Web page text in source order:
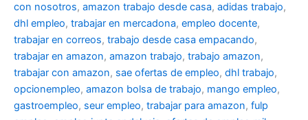
con nosotros, amazon trabajo desde casa, adidas trabajo,
dhl empleo, trabajar en mercadona, empleo docente,
trabajar en correos, trabajo desde casa empacando,
trabajar en amazon, amazon trabajo, trabajo amazon,
trabajar con amazon, sae ofertas de empleo, dhl trabajo,
opcionempleo, amazon bolsa de trabajo, mango empleo,
gastroempleo, seur empleo, trabajar para amazon, fulp